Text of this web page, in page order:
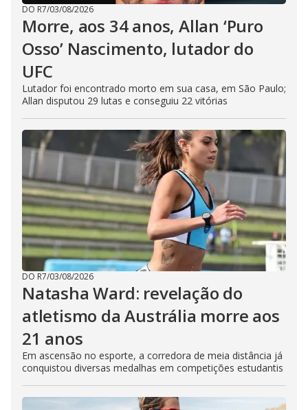
DO R7/03/08/2026
Morre, aos 34 anos, Allan ‘Puro
Osso’ Nascimento, lutador do
UFC
Lutador foi encontrado morto em sua casa, em São Paulo;
Allan disputou 29 lutas e conseguiu 22 vitórias
DO R7/03/08/2026
Natasha Ward: revelação do
atletismo da Austrália morre aos
21 anos
Em ascensão no esporte, a corredora de meia distância já
conquistou diversas medalhas em competições estudantis